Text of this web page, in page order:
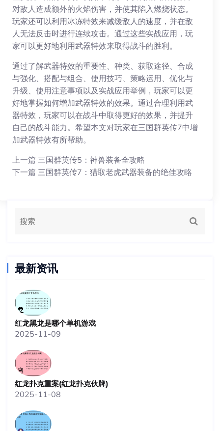
对敌人造成额外的火焰伤害，并使其陷入燃烧状态。
玩家还可以利用冰冻特效来减缓敌人的速度，并在敌
人无法反击时进行连续攻击。通过这些实战应用，玩
家可以更好地利用武器特效来取得战斗的胜利。
通过了解武器特效的重要性、种类、获取途径、合成
与强化、搭配与组合、使用技巧、策略运用、优化与
升级、使用注意事项以及实战应用举例，玩家可以更
好地掌握如何增加武器特效的效果。通过合理利用武
器特效，玩家可以在战斗中取得更好的效果，并提升
自己的战斗能力。希望本文对玩家在三国群英传7中增
加武器特效有所帮助。
上一篇 三国群英传5：神兽装备全攻略
下一篇 三国群英传7：猎取老虎武器装备的绝佳攻略
最新资讯
红龙黑龙是哪个单机游戏
2025-11-09
红龙扑克重案(红龙扑克伙牌)
2025-11-08